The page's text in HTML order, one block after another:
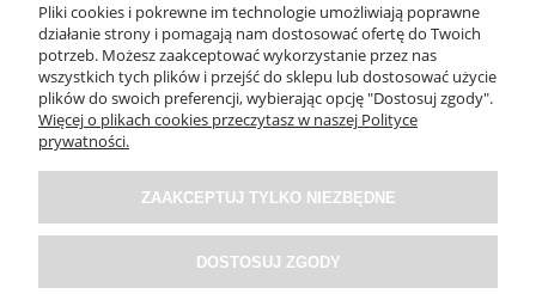
Sweter Tricolour Biały
Pliki cookies i pokrewne im technologie umożliwiają poprawne
działanie strony i pomagają nam dostosować ofertę do Twoich
potrzeb. Możesz zaakceptować wykorzystanie przez nas
wszystkich tych plików i przejść do sklepu lub dostosować użycie
plików do swoich preferencji, wybierając opcję "Dostosuj zgody".
Więcej o plikach cookies przeczytasz w naszej Polityce
prywatności.
ZAAKCEPTUJ TYLKO NIEZBĘDNE
DOSTOSUJ ZGODY